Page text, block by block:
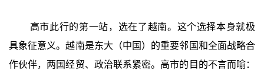
高市此行的第一站，选在了越南。这个选择本身就极
具象征意义。越南是东大（中国）的重要邻国和全面战略合
作伙伴，两国经贸、政治联系紧密。高市的目的不言而喻：